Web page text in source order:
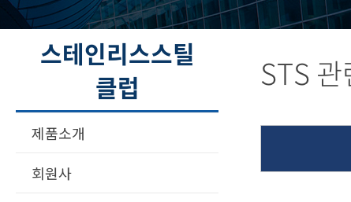
제품 기획안 상시
공모
스테인리스스틸
클럽
제품소개
회원사
STS